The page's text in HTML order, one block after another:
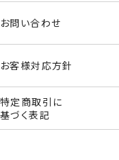
お問い合わせ
お客様対応方針
特定商取引に
基づく表記